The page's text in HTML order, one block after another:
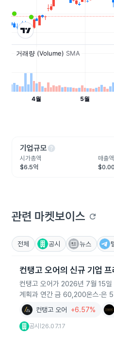
기업규모help
시가총액
$6.5억
매출액
$0.00
관련 마켓보이스 refresh
전체 공시 뉴스
컨탱고 오어의 신규 기업
컨탱고 오어가 2026년 7월 15
계획과 연간 금 60,200온스·은
컨탱고 오어 +6.57%
공시 26.07.17